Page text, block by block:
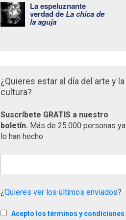
La espeluznante
verdad deLa chica de
la aguja
¿Quieres estar al día del arte y la
cultura?
Suscríbete GRATIS a nuestro
boletín. Más de 25.000 personas ya
lo han hecho
¿Quieres ver los últimos enviados?
Acepto los términos y condiciones